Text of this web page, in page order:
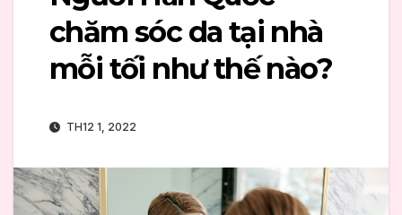
chăm sóc da tại nhà
mỗi tối như thế nào?
TH12 1, 2022